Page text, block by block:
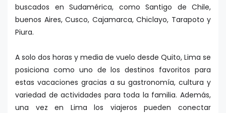
buscados en Sudamérica, como Santigo de Chile,
buenos Aires, Cusco, Cajamarca, Chiclayo, Tarapoto y
Piura.
A solo dos horas y media de vuelo desde Quito, Lima se
posiciona como uno de los destinos favoritos para
estas vacaciones gracias a su gastronomía, cultura y
variedad de actividades para toda la familia. Además,
una vez en Lima los viajeros pueden conectar